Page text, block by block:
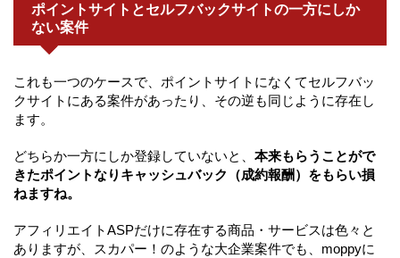
ポイントサイトとセルフバックサイトの一方にしか
ない案件
これも一つのケースで、ポイントサイトになくてセルフバッ
クサイトにある案件があったり、その逆も同じように存在し
ます。
どちらか一方にしか登録していないと、 本来もらうことがで
きたポイントなりキャッシュバック（成約報酬）をもらい損
ねますね。
アフィリエイトASPだけに存在する商品・サービスは色々と
ありますが、スカパー！のような大企業案件でも、moppyに